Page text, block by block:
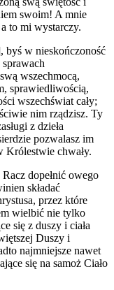
swoim! A mnie
to mi wystarczy.
byś w nieskończoność
wszechmocą,
sprawiedliwością,
wszechświat cały;
nim rządzisz. Ty
z dzieła
pozwalasz im
Królestwie chwały.
dopełnić owego
składać
przez które
wielbić nie tylko
się z duszy i ciała
Duszy i
najmniejsze nawet
się na samoż Ciało